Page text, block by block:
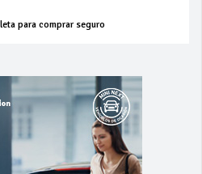
para comprar seguro